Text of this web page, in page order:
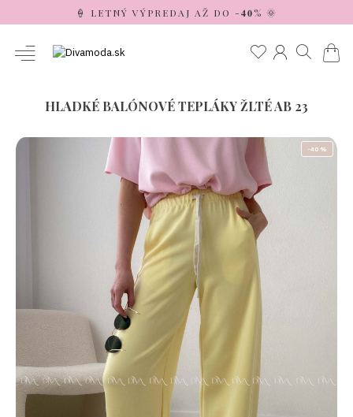
🍦 LETNÝ VÝPREDAJ AŽ DO -𝟒𝟎% 🌞
HLADKÉ BALÓNOVÉ TEPLÁKY ŽLTÉ AB 23
-40 %